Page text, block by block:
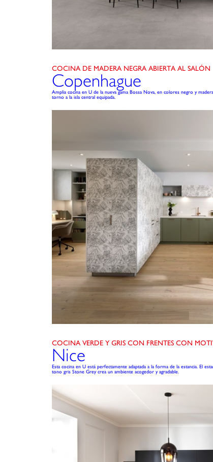
COCINA DE MADERA NEGRA ABIERTA AL SALÓN
Copenhague
Amplia cocina en U de la nueva gama Bossa Nova, en colores negro y
torno a la isla central equipada.
COCINA VERDE Y GRIS CON FRENTES CON
Nice
Esta cocina en U está perfectamente adaptada a la forma de la estancia. El
tono gris Stone Grey crea un ambiente acogedor y agradable.